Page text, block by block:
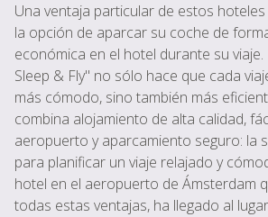
Una ventaja particular de estos
la opción de aparcar su coche de
económica en el hotel durante su
Sleep & Fly" no sólo hace que cada
más cómodo, sino también más
combina alojamiento de alta calidad,
aeropuerto y aparcamiento seguro: la
para planificar un viaje relajado y
hotel en el aeropuerto de Ámsterdam
todas estas ventajas, ha llegado al